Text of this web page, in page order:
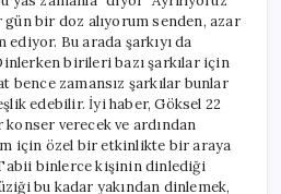
gün bir doz alıyorum senden, azar
Bu arada şarkıyı da
birileri bazı şarkılar için
bence zamansız şarkılar bunlar
edebilir. İyi haber, Göksel 22
verecek ve ardından
için özel bir etkinlikte bir araya
binlerce kişinin dinlediği
bu kadar yakından dinlemek,